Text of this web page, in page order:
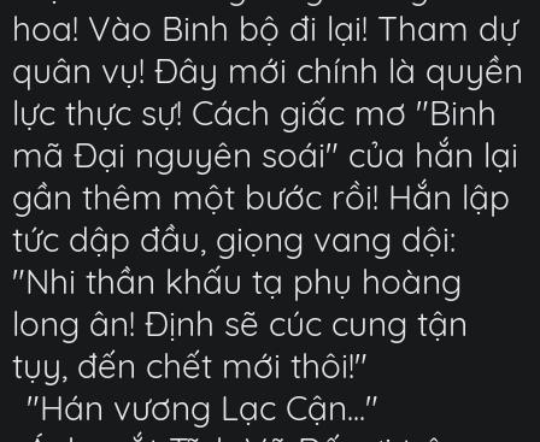
hoa! Vào Binh bộ đi lại! Tham dự
quân vụ! Đây mới chính là quyền
lực thực sự! Cách giấc mơ "Binh
mã Đại nguyên soái" của hắn lại
gần thêm một bước rồi! Hắn lập
tức dập đầu, giọng vang dội:
"Nhi thần khấu tạ phụ hoàng
long ân! Định sẽ cúc cung tận
tụy, đến chết mới thôi!"
"Hán vương Lạc Cận..."